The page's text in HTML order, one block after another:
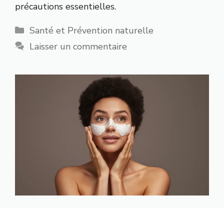
précautions essentielles.
Catégories
Santé et Prévention naturelle
Laisser un commentaire